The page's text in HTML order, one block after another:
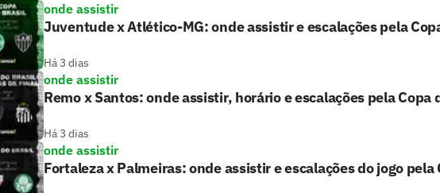
onde assistir
Juventude x Atlético-MG: onde assistir e escalações pela
Há 3 dias
onde assistir
Remo x Santos: onde assistir, horário e escalações pela Copa
Há 3 dias
onde assistir
Fortaleza x Palmeiras: onde assistir e escalações do jogo pela